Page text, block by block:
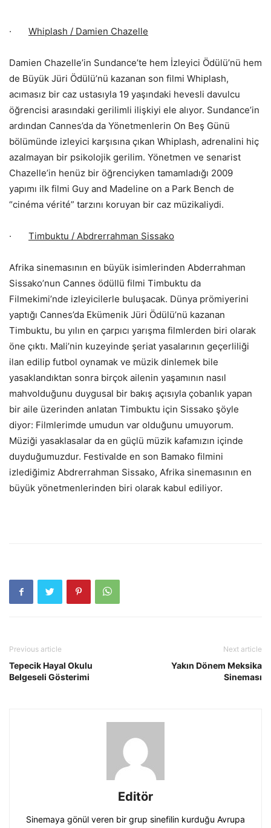
· Whiplash / Damien Chazelle
Damien Chazelle’in Sundance’te hem İzleyici Ödülü’nü hem
de Büyük Jüri Ödülü’nü kazanan son filmi Whiplash,
acımasız bir caz ustasıyla 19 yaşındaki hevesli davulcu
öğrencisi arasındaki gerilimli ilişkiyi ele alıyor. Sundance’in
ardından Cannes’da da Yönetmenlerin On Beş Günü
bölümünde izleyici karşısına çıkan Whiplash, adrenalini hiç
azalmayan bir psikolojik gerilim. Yönetmen ve senarist
Chazelle’in henüz bir öğrenciyken tamamladığı 2009
yapımı ilk filmi Guy and Madeline on a Park Bench de
“cinéma vérité” tarzını koruyan bir caz müzikaliydi.
· Timbuktu / Abdrerrahman Sissako
Afrika sinemasının en büyük isimlerinden Abderrahman
Sissako’nun Cannes ödüllü filmi Timbuktu da
Filmekimi’nde izleyicilerle buluşacak. Dünya prömiyerini
yaptığı Cannes’da Ekümenik Jüri Ödülü’nü kazanan
Timbuktu, bu yılın en çarpıcı yarışma filmlerden biri olarak
öne çıktı. Mali’nin kuzeyinde şeriat yasalarının geçerliliği
ilan edilip futbol oynamak ve müzik dinlemek bile
yasaklandıktan sonra birçok ailenin yaşamının nasıl
mahvolduğunu duygusal bir bakış açısıyla çobanlık yapan
bir aile üzerinden anlatan Timbuktu için Sissako şöyle
diyor: Filmlerimde umudun var olduğunu umuyorum.
Müziği yasaklasalar da en güçlü müzik kafamızın içinde
duyduğumuzdur. Festivalde en son Bamako filmini
izlediğimiz Abdrerrahman Sissako, Afrika sinemasının en
büyük yönetmenlerinden biri olarak kabul ediliyor.
Previous article
Tepecik Hayal Okulu
Belgeseli Gösterimi
Next article
Yakın Dönem Meksika
Sineması
Editör
Sinemaya gönül veren bir grup sinefilin kurduğu Avrupa